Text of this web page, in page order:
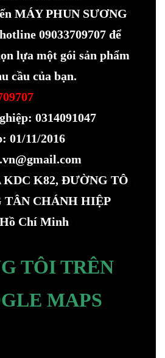
MÁY PHUN SƯƠNG
09033709707 để
lựa một gói sản phẩm
cầu của bạn.
0314091047
01/11/2016
K82, ĐƯỜNG TÔ
TÂN CHÁNH HIỆP
Chí Minh
TÔI TRÊN
MAPS